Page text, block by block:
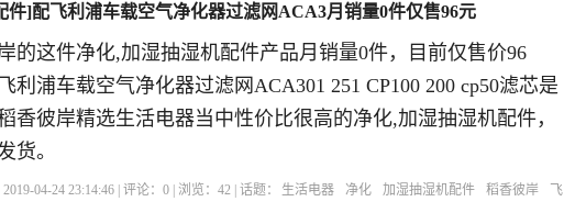
件]配飞利浦车载空气净化器过滤网ACA3月销量0件仅售96元
的这件净化,加湿抽湿机配件产品月销量0件，目前仅售价96
利浦车载空气净化器过滤网ACA301 251 CP100 200 cp50滤芯是
香彼岸精选生活电器当中性价比很高的净化,加湿抽湿机配件，
货。
04-24 23:14:46 | 评论：0 | 浏览：42 | 话题： 生活电器 净化 加湿抽湿机配件 稻香彼岸
飞